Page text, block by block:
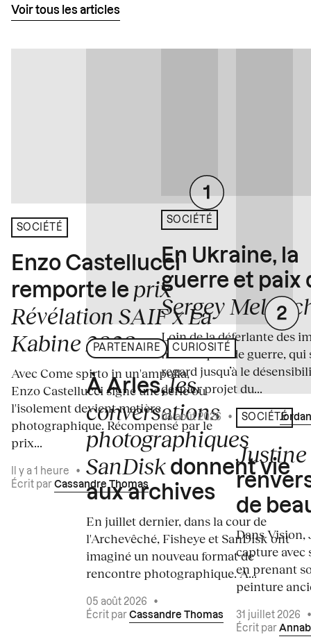
Voir tous les articles
SOCIÉTÉ
Enzo Castellucci
remporte le prix
Révélation SAIF x La
Kabine 2026
Avec Come spirto in un'ampolla,
Enzo Castellucci signe une série où
l'isolement devient matière
photographique. Récompensé par le
prix...
Il y a 1 heure
•
Écrit par Cassandre Thomas
PARTENAIRE CURIOSITÉ
À Arles,les
conversations
photographiques
SanDisk donnent vie
aux archives
En juillet dernier, dans la cour de
l'Archevêché, Fisheye et SanDisk ont
imaginé un nouveau format de
rencontre photographique. À...
05 août 2026
•
Écrit par Cassandre Thomas
SOCIÉTÉ
En Ukraine, la
guerre et paix
Sergey
Loin de la déferlante des
médiatiques de guerre, qui
regard jusqu’à le
dernier projet du...
04 août 2026 • Écrit par
SOCIÉTÉ
de
Dans
capture avec
en prenant
peinture
31 juillet 2026
Écrit par